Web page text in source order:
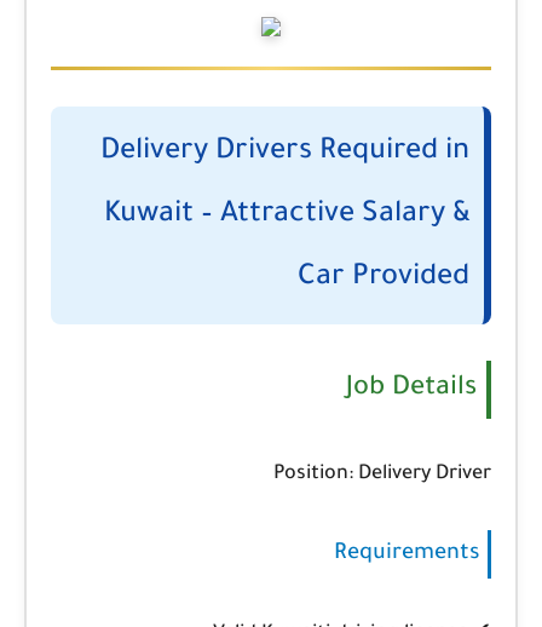
Delivery Drivers Required in
Kuwait – Attractive Salary &
Car Provided
Job Details
Position: Delivery Driver
Requirements